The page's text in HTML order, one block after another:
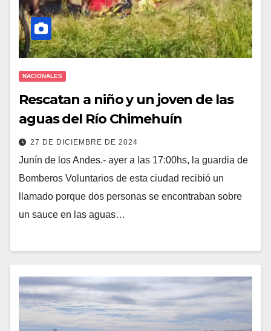
NACIONALES
Rescatan a niño y un joven de las
aguas del Río Chimehuín
27 DE DICIEMBRE DE 2024
Junín de los Andes.- ayer a las 17:00hs, la guardia de
Bomberos Voluntarios de esta ciudad recibió un
llamado porque dos personas se encontraban sobre
un sauce en las aguas…